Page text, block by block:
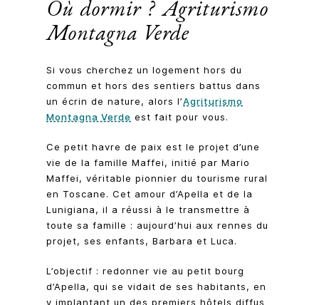
Où dormir ? Agriturismo
Montagna Verde
Si vous cherchez un logement hors du
commun et hors des sentiers battus dans
un écrin de nature, alors l’Agriturismo
Montagna Verde est fait pour vous.
Ce petit havre de paix est le projet d’une
vie de la famille Maffei, initié par Mario
Maffei, véritable pionnier du tourisme rural
en Toscane. Cet amour d’Apella et de la
Lunigiana, il a réussi à le transmettre à
toute sa famille : aujourd’hui aux rennes du
projet, ses enfants, Barbara et Luca.
L’objectif : redonner vie au petit bourg
d’Apella, qui se vidait de ses habitants, en
y implantant un des premiers hôtels diffus